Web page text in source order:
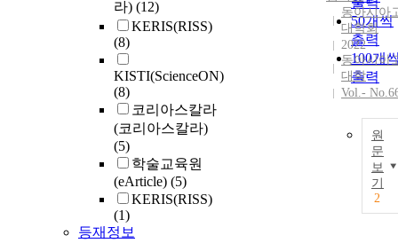
라) (12)
KERIS(RISS)
(8)
KISTI(ScienceON)
(8)
코리아스칼라
(코리아스칼라)
(5)
학술교육원
(eArticle) (5)
KERIS(RISS)
(1)
등재정보
50개씩
출력
100개
출력
동아시아
대학회
2022
동아시아
대학
Vol.-
원
문
보
기
2